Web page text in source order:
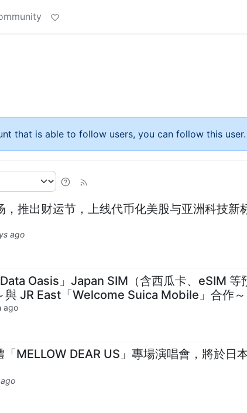
that is able to follow users, you can follow this user.
推出财运节，上线代币化美股与亚洲科技新
ago
Oasis」Japan SIM（含西瓜卡、eSIM 等
與 JR East「Welcome Suica Mobile」合作～
ago
「MELLOW DEAR US」專場演唱會，將於日